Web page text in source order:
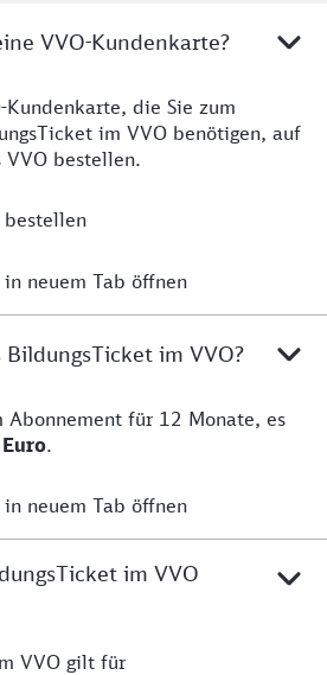
VVO-Kundenkarte?
Kundenkarte, die Sie zum
im VVO benötigen, auf
bestellen.
bestellen
neuem Tab öffnen
im VVO?
Abonnement für 12 Monate, es
.
neuem Tab öffnen
im VVO
VVO gilt für